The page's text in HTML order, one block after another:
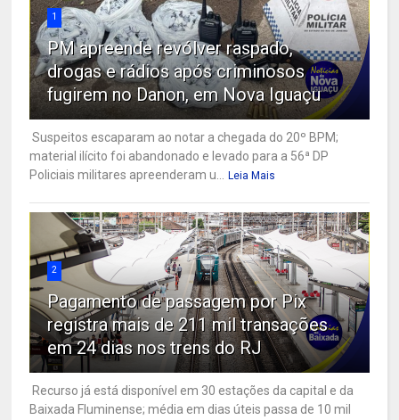
1
PM apreende revólver raspado,
drogas e rádios após criminosos
fugirem no Danon, em Nova Iguaçu
Suspeitos escaparam ao notar a chegada do 20º BPM;
material ilícito foi abandonado e levado para a 56ª DP
Policiais militares apreenderam u... Leia Mais
2
Pagamento de passagem por Pix
registra mais de 211 mil transações
em 24 dias nos trens do RJ
Recurso já está disponível em 30 estações da capital e da
Baixada Fluminense; média em dias úteis passa de 10 mil